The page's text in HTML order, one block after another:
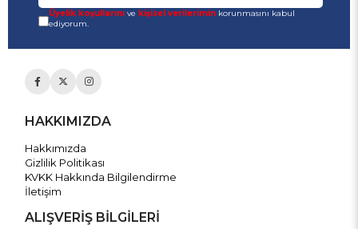
Üyelik koşullarınıve kişisel verileriminkorunmasını kabul
ediyorum.
HAKKIMIZDA
Hakkımızda
Gizlilik Politikası
KVKK Hakkında Bilgilendirme
İletişim
ALIŞVERİŞ BİLGİLERİ